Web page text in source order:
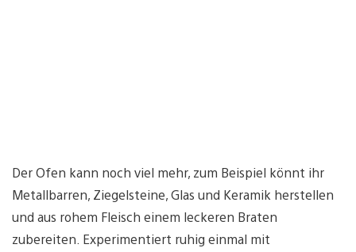
Der Ofen kann noch viel mehr, zum Beispiel könnt ihr
Metallbarren, Ziegelsteine, Glas und Keramik herstellen
und aus rohem Fleisch einem leckeren Braten
zubereiten. Experimentiert ruhig einmal mit